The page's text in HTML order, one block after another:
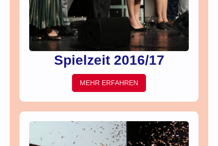
Spielzeit 2016/17
MEHR ERFAHREN